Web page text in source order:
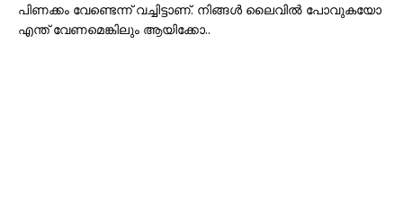
പിണക്കം വേണ്ടെന്ന് വച്ചിട്ടാണ്. നിങ്ങൾ ലൈവിൽ പോവുകയോ
എന്ത് വേണമെങ്കിലും ആയിക്കോ..